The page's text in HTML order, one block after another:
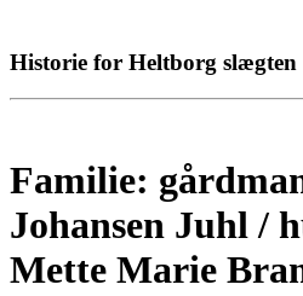
Historie for Heltborg slægten
Familie:
Johansen Juhl /
Mette Marie